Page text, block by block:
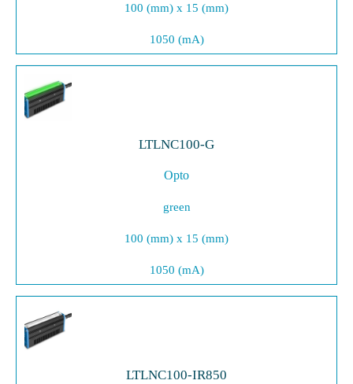
100 (mm) x 15 (mm)
1050 (mA)
LTLNC100-G
Opto
green
100 (mm) x 15 (mm)
1050 (mA)
LTLNC100-IR850